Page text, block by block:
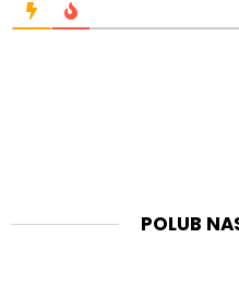
POLUB